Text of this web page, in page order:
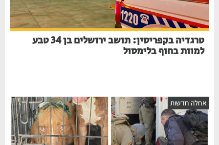
טרגדיה בקפריסין: תושב ירושלים בן 34 טבע
למוות בחוף בלימסול
חדשות